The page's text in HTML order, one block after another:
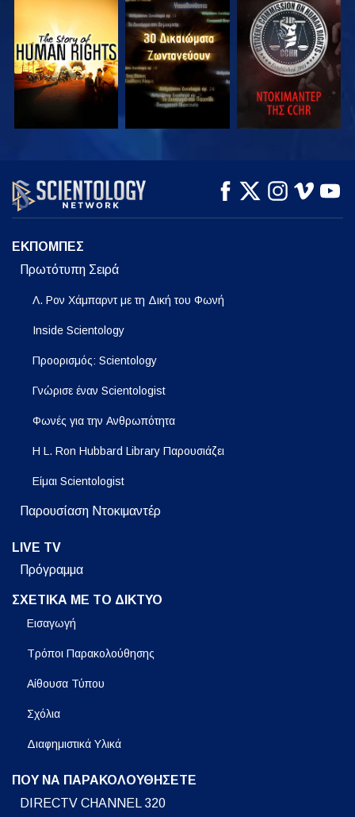
ΠΑΡΑΚΟΛΟΥΘΗΣΤΕ ΠΑΡΑΚΟΛΟΥΘΗΣΤΕ ΠΑΡΑΚΟΛΟΥΘΗΣΤΕ
ΠΑΡΑΚΟΛΟΥΘΗΣΤΕ ΠΑΡΑΚΟΛΟΥΘΗΣΤΕ
ΕΞΕΡΕΥΝΗΣΤΕ ΤΗ
ΣΕΙΡΑ
ΕΚΠΟΜΠΕΣ
Πρωτότυπη Σειρά
Λ. Ρον Χάμπαρντ με τη Δική του Φωνή
Inside Scientology
Προορισμός: Scientology
Γνώρισε έναν Scientologist
Φωνές για την Ανθρωπότητα
Η L. Ron Hubbard Library Παρουσιάζει
Είμαι Scientologist
Παρουσίαση Ντοκιμαντέρ
LIVE TV
Πρόγραμμα
ΣΧΕΤΙΚΑ ΜΕ ΤΟ ΔΙΚΤΥΟ
Εισαγωγή
Τρόποι Παρακολούθησης
Αίθουσα Τύπου
Σχόλια
Διαφημιστικά Υλικά
ΠΟΥ ΝΑ ΠΑΡΑΚΟΛΟΥΘΗΣΕΤΕ
DIRECTV CHANNEL 320